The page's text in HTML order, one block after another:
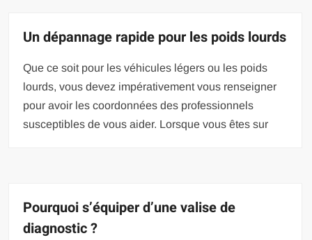
Un dépannage rapide pour les poids lourds
Que ce soit pour les véhicules légers ou les poids
lourds, vous devez impérativement vous renseigner
pour avoir les coordonnées des professionnels
susceptibles de vous aider. Lorsque vous êtes sur
Pourquoi s’équiper d’une valise de
diagnostic ?